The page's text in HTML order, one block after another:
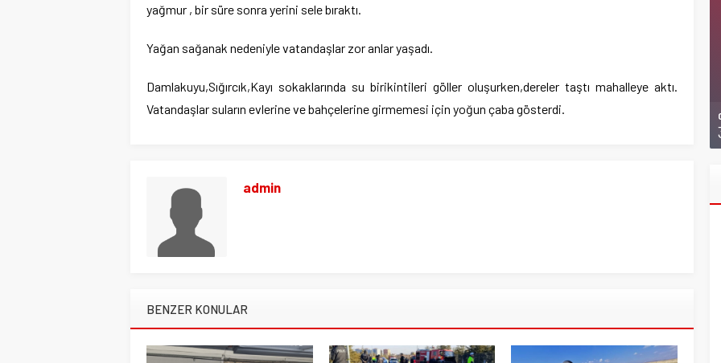
yağmur , bir süre sonra yerini sele bıraktı.
Yağan sağanak nedeniyle vatandaşlar zor anlar yaşadı.
Damlakuyu,Sığırcık,Kayı sokaklarında su birikintileri göller oluşurken,dereler taştı mahalleye aktı.
Vatandaşlar suların evlerine ve bahçelerine girmemesi için yoğun çaba gösterdi.
admin
BENZER KONULAR